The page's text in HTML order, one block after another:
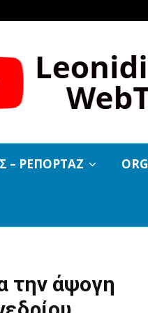
– ΡΕΠΟΡΤΑΖ
την άψογη